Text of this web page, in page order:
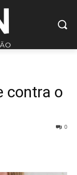
contra o
0